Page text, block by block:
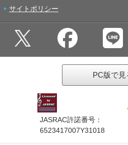
サイトポリシー
PC版で見
JASRAC許諾番号：
6523417007Y31018